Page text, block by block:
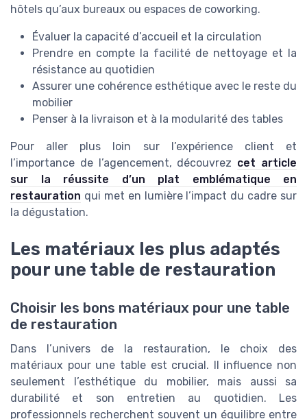
hôtels qu’aux bureaux ou espaces de coworking.
Évaluer la capacité d’accueil et la circulation
Prendre en compte la facilité de nettoyage et la
résistance au quotidien
Assurer une cohérence esthétique avec le reste du
mobilier
Penser à la livraison et à la modularité des tables
Pour aller plus loin sur l’expérience client et
l’importance de l’agencement, découvrez cet article
sur la réussite d’un plat emblématique en
restauration qui met en lumière l’impact du cadre sur
la dégustation.
Les matériaux les plus adaptés
pour une table de restauration
Choisir les bons matériaux pour une table
de restauration
Dans l’univers de la restauration, le choix des
matériaux pour une table est crucial. Il influence non
seulement l’esthétique du mobilier, mais aussi sa
durabilité et son entretien au quotidien. Les
professionnels recherchent souvent un équilibre entre